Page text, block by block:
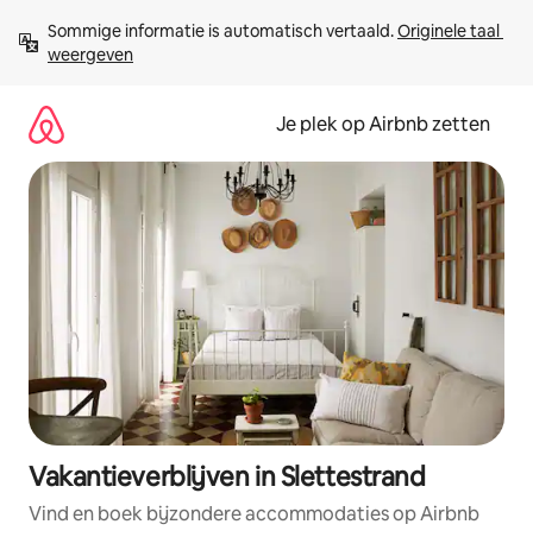
direct
naar
Sommige informatie is automatisch vertaald. Originele taal
weergeven
Je plek op Airbnb zetten
Vakantieverblijven in Slettestrand
Vind en boek bijzondere accommodaties op Airbnb